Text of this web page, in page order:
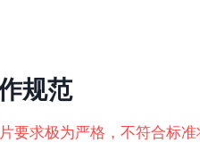
规范
要求极为严格，不符合标准